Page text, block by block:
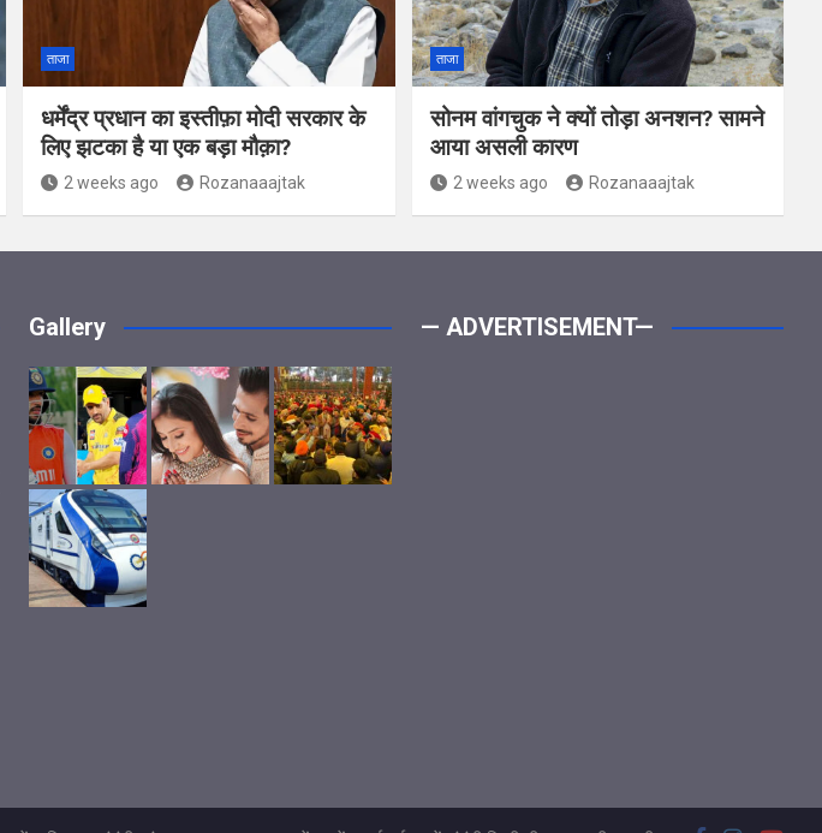
ताजा
धर्मेंद्र प्रधान का इस्तीफ़ा मोदी सरकार के
लिए झटका है या एक बड़ा मौक़ा?
2 weeks ago Rozanaaajtak
ताजा
सोनम वांगचुक ने क्यों तोड़ा अनशन? सामने
आया असली कारण
2 weeks ago Rozanaaajtak
Gallery — ADVERTISEMENT—